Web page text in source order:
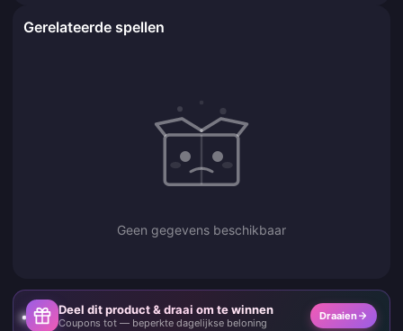
Gerelateerde spellen
Geen gegevens beschikbaar
Deel dit product & draai om te winnen
Coupons tot — beperkte dagelijkse beloning
Draaien